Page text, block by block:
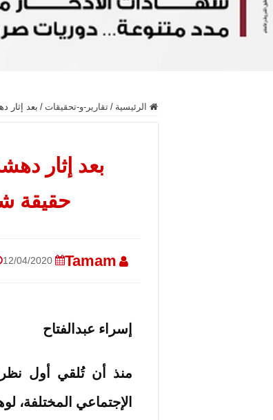
الرئيسية / تقارير-و-تحقيقات / بعد إثار
بعد إثار
حقيقة
Tamam
إسراء عبدالفتاح
منذ أن تُلقي أول
الإجتماعي المختلفة،